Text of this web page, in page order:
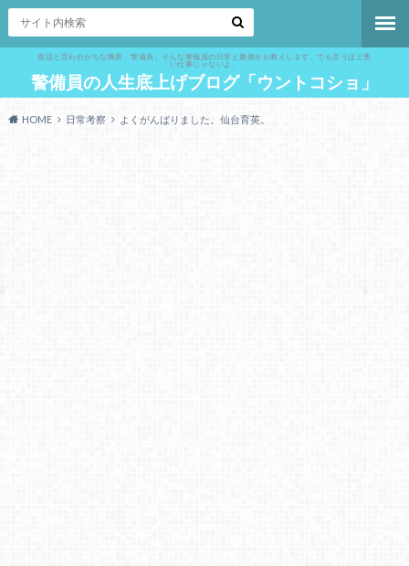
底辺と言われがちな職業、警備員。そんな警備員の日常と裏側をお教えします。でも言うほど悪
い仕事じゃないよ。
警備員の人生底上げブログ「ウントコショ」
HOME 日常考察 よくがんばりました。仙台育英。